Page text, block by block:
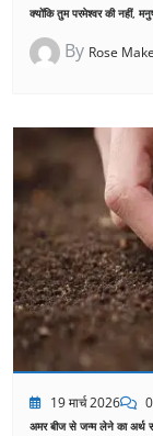
क्योंकि तुम परमेश्वर की नहीं,
By Rose
19 मार्च 2026 0
अमर बीज से जन्म लेने का अर्थ